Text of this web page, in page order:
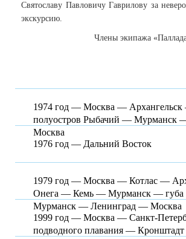
Святославу Павловичу Гаврилову за
экскурсию.
Члены экипажа
1974 год — Москва —
полуостров Рыбачий — Мурманск
Москва
1976 год — Дальний Восток
1979 год — Москва — Котлас —
Онега — Кемь — Мурманск —
Мурманск — Ленинград — Москва
1999 год — Москва — Санкт-
подводного плавания —